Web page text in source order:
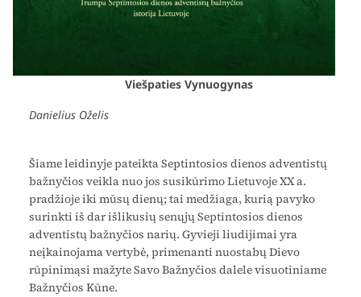
Viešpaties Vynuogynas
Danielius Oželis
Šiame leidinyje pateikta Septintosios dienos adventistų
bažnyčios veikla nuo jos susikūrimo Lietuvoje XX a.
pradžioje iki mūsų dienų; tai medžiaga, kurią pavyko
surinkti iš dar išlikusių senųjų Septintosios dienos
adventistų bažnyčios narių. Gyvieji liudijimai yra
neįkainojama vertybė, primenanti nuostabų Dievo
rūpinimąsi mažyte Savo Bažnyčios dalele visuotiniame
Bažnyčios Kūne.